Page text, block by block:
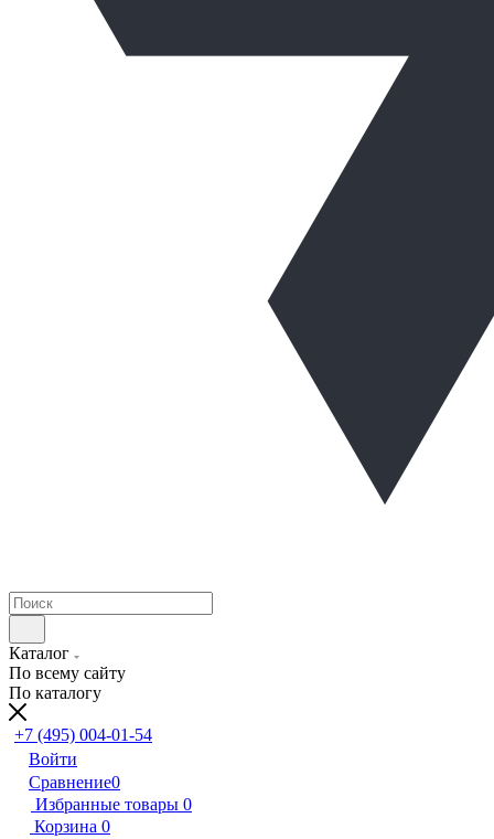
Каталог
По всему сайту
По каталогу
+7 (495) 004-01-54
Войти
Сравнение0
Избранные товары 0
Корзина 0